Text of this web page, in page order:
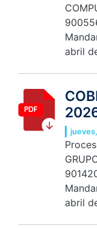
abril
abril